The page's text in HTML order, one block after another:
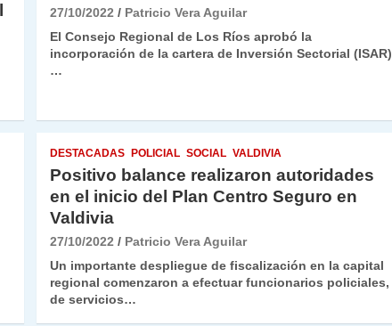
27/10/2022
Patricio Vera Aguilar
El Consejo Regional de Los Ríos aprobó la
incorporación de la cartera de Inversión Sectorial (ISAR)
…
DESTACADAS POLICIAL SOCIAL VALDIVIA
Positivo balance realizaron autoridades
en el inicio del Plan Centro Seguro en
Valdivia
27/10/2022
Patricio Vera Aguilar
Un importante despliegue de fiscalización en la capital
regional comenzaron a efectuar funcionarios policiales,
de servicios…